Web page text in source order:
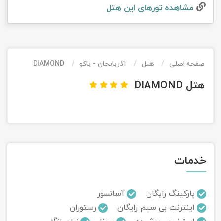
مشاهده تور‌های این هتل
صفحه اصلی هتل آذربایجان - باکو DIAMOND
هتل DIAMOND
خدمات
پارکینگ رایگان
آسانسور
اینترنت بی سیم رایگان
رستوران
تور کویر کاراکال
تور کویر مصر
تور ماسوله
تور مرداب سراوان
تور گلستان
تور کیش از ساری
اقساطی
تور کیش از بندرعباس
اقساطی
تور قزاقستان اقساطی
تور زیارتی اقساطی